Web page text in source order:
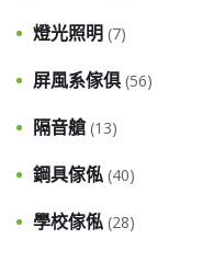
燈光照明 (7)
屏風系傢俱 (56)
隔音艙 (13)
鋼具傢俬 (40)
學校傢俬 (28)